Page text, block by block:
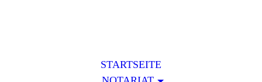
STARTSEITE